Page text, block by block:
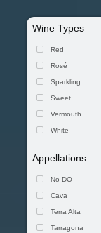
Wine Types
Red
Rosé
Sparkling
Sweet
Vermouth
White
Appellations
No DO
Cava
Terra Alta
Tarragona